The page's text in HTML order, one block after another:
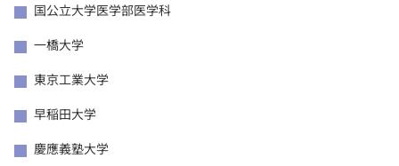
国公立大学医学部医学科
一橋大学
東京工業大学
早稲田大学
慶應義塾大学